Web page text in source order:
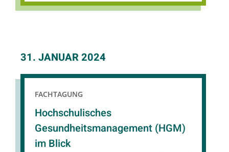
31. JANUAR 2024
FACHTAGUNG
Hochschulisches
Gesundheitsmanagement (HGM)
im Blick